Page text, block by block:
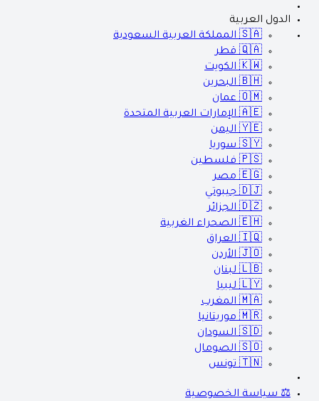
الدول العربية
🇸🇦 المملكة العربية السعودية
🇶🇦 قطر
🇰🇼 الكويت
🇧🇭 البحرين
🇴🇲 عمان
🇦🇪 الإمارات العربية المتحدة
🇾🇪 اليمن
🇸🇾 سوريا
🇵🇸 فلسطين
🇪🇬 مصر
🇩🇯 جيبوتي
🇩🇿 الجزائر
🇪🇭 الصحراء الغربية
🇮🇶 العراق
🇯🇴 الأردن
🇱🇧 لبنان
🇱🇾 ليبيا
🇲🇦 المغرب
🇲🇷 موريتانيا
🇸🇩 السودان
🇸🇴 الصومال
🇹🇳 تونس
⚖️ سياسة الخصوصية